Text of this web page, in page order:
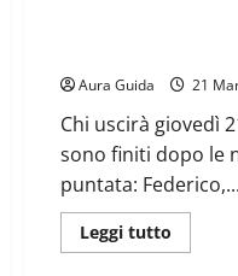
Aura Guida 21
Chi uscirà giovedì
sono finiti dopo le
puntata: Federico,...
Leggi tutto